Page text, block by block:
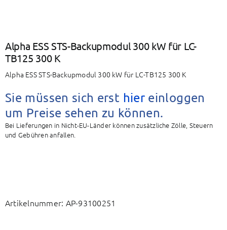
Alpha ESS STS-Backupmodul 300 kW für LC-
TB125 300 K
Alpha ESS STS-Backupmodul 300 kW für LC-TB125 300 K
Sie müssen sich erst hier einloggen
um Preise sehen zu können.
Bei Lieferungen in Nicht-EU-Länder können zusätzliche Zölle, Steuern
und Gebühren anfallen.
Artikelnummer: AP-93100251